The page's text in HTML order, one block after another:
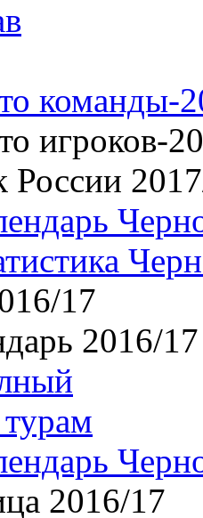
команды-
игроков-
России
17
2016/17
2016/17